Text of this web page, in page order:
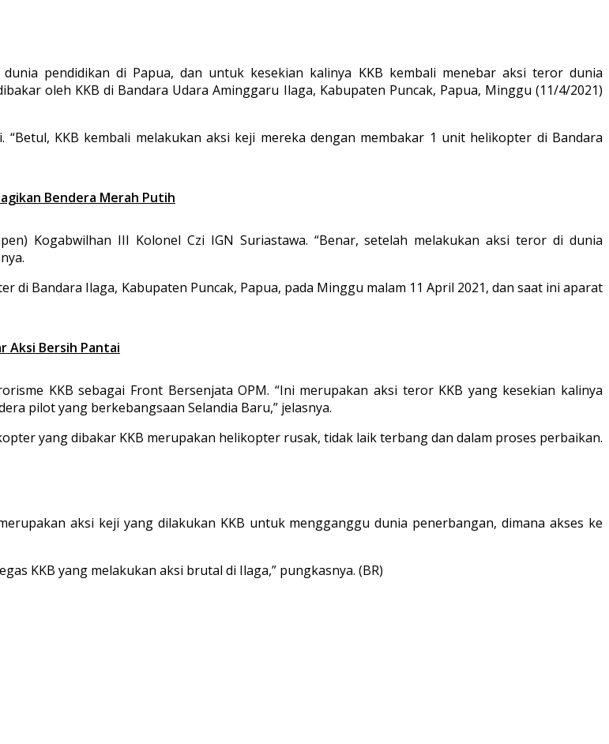
pendidikan di Papua, dan untuk kesekian kalinya KKB kembali menebar aksi teror dunia
oleh KKB di Bandara Udara Aminggaru Ilaga, Kabupaten Puncak, Papua, Minggu (11/4/2021)
KKB kembali melakukan aksi keji mereka dengan membakar 1 unit helikopter di Bandara
Bendera Merah Putih
Kogabwilhan III Kolonel Czi IGN Suriastawa. “Benar, setelah melakukan aksi teror di dunia
di Bandara Ilaga, Kabupaten Puncak, Papua, pada Minggu malam 11 April 2021, dan saat ini aparat
Aksi Bersih Pantai
KKB sebagai Front Bersenjata OPM. “Ini merupakan aksi teror KKB yang kesekian kalinya
pilot yang berkebangsaan Selandia Baru,” jelasnya.
yang dibakar KKB merupakan helikopter rusak, tidak laik terbang dan dalam proses perbaikan.
aksi keji yang dilakukan KKB untuk mengganggu dunia penerbangan, dimana akses ke
KKB yang melakukan aksi brutal di Ilaga,” pungkasnya. (BR)